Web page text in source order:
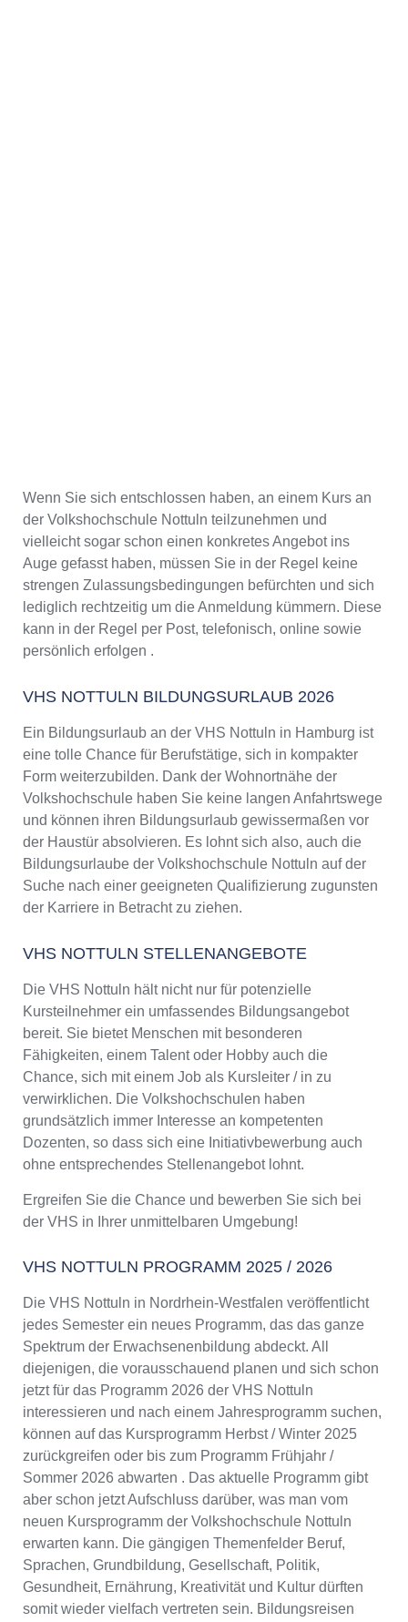
Wenn Sie sich entschlossen haben, an einem Kurs an
der Volkshochschule Nottuln teilzunehmen und
vielleicht sogar schon einen konkretes Angebot ins
Auge gefasst haben, müssen Sie in der Regel keine
strengen Zulassungsbedingungen befürchten und sich
lediglich rechtzeitig um die Anmeldung kümmern. Diese
kann in der Regel per Post, telefonisch, online sowie
persönlich erfolgen .
VHS NOTTULN BILDUNGSURLAUB 2026
Ein Bildungsurlaub an der VHS Nottuln in Hamburg ist
eine tolle Chance für Berufstätige, sich in kompakter
Form weiterzubilden. Dank der Wohnortnähe der
Volkshochschule haben Sie keine langen Anfahrtswege
und können ihren Bildungsurlaub gewissermaßen vor
der Haustür absolvieren. Es lohnt sich also, auch die
Bildungsurlaube der Volkshochschule Nottuln auf der
Suche nach einer geeigneten Qualifizierung zugunsten
der Karriere in Betracht zu ziehen.
VHS NOTTULN STELLENANGEBOTE
Die VHS Nottuln hält nicht nur für potenzielle
Kursteilnehmer ein umfassendes Bildungsangebot
bereit. Sie bietet Menschen mit besonderen
Fähigkeiten, einem Talent oder Hobby auch die
Chance, sich mit einem Job als Kursleiter / in zu
verwirklichen. Die Volkshochschulen haben
grundsätzlich immer Interesse an kompetenten
Dozenten, so dass sich eine Initiativbewerbung auch
ohne entsprechendes Stellenangebot lohnt.
Ergreifen Sie die Chance und bewerben Sie sich bei
der VHS in Ihrer unmittelbaren Umgebung!
VHS NOTTULN PROGRAMM 2025 / 2026
Die VHS Nottuln in Nordrhein-Westfalen veröffentlicht
jedes Semester ein neues Programm, das das ganze
Spektrum der Erwachsenenbildung abdeckt. All
diejenigen, die vorausschauend planen und sich schon
jetzt für das Programm 2026 der VHS Nottuln
interessieren und nach einem Jahresprogramm suchen,
können auf das Kursprogramm Herbst / Winter 2025
zurückgreifen oder bis zum Programm Frühjahr /
Sommer 2026 abwarten . Das aktuelle Programm gibt
aber schon jetzt Aufschluss darüber, was man vom
neuen Kursprogramm der Volkshochschule Nottuln
erwarten kann. Die gängigen Themenfelder Beruf,
Sprachen, Grundbildung, Gesellschaft, Politik,
Gesundheit, Ernährung, Kreativität und Kultur dürften
somit wieder vielfach vertreten sein. Bildungsreisen